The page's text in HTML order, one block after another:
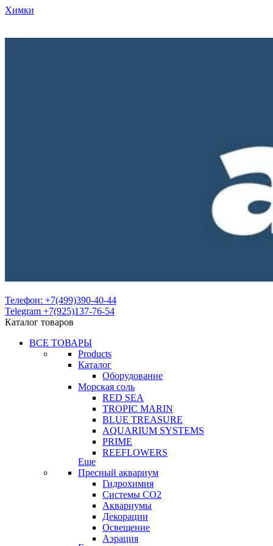
Химки
Телефон: +7(499)390-40-44
Telegram +7(925)137-76-54
Каталог товаров
ВСЕ ТОВАРЫ
Products
Каталог
Оборудование
Морская соль
RED SEA
TROPIC MARIN
BLUE TREASURE
AQUARIUM SYSTEMS
PRIME
REEFLOWERS
Еще
Пресный аквариум
Гидрохимия
Системы СО2
Аквариумы
Декорации
Освещение
Аэрация